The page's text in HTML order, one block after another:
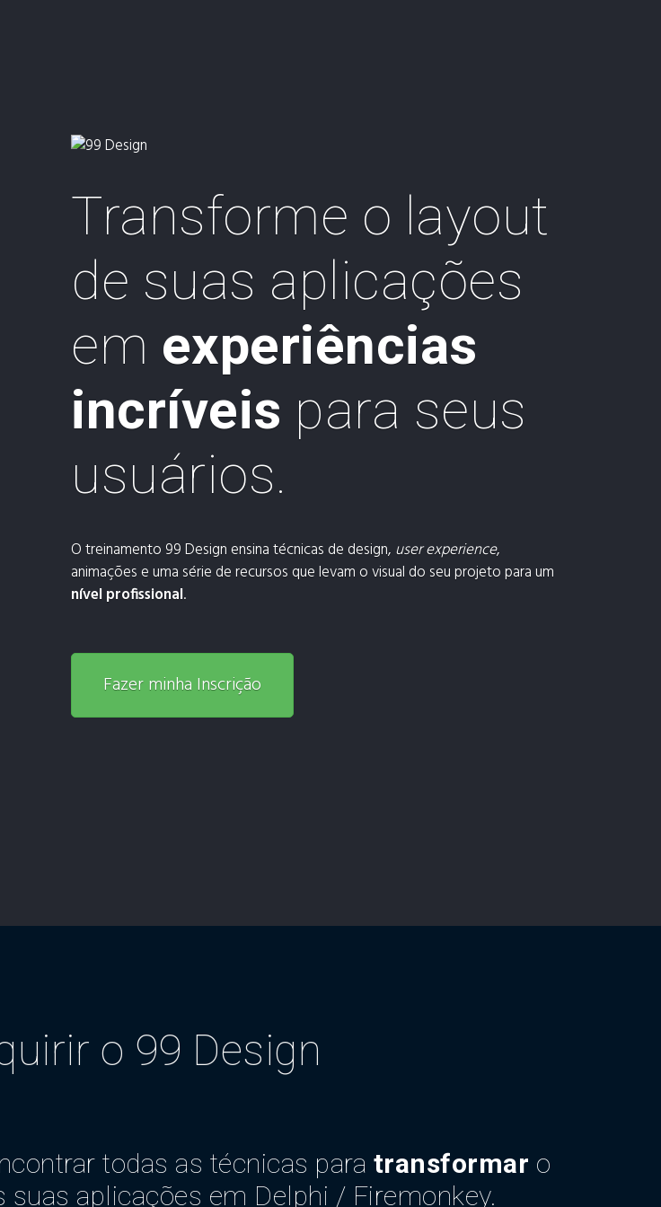
Transforme o layout
de suas aplicações
em experiências
incríveis para seus
usuários.
O treinamento 99 Design ensina técnicas de design, user experience,
animações e uma série de recursos que levam o visual do seu projeto para um
nível profissional.
Fazer minha Inscrição
o 99 Design
todas as técnicas para transformar o
suas aplicações em Delphi / Firemonkey.